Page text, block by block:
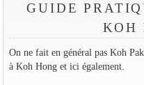
GUIDE
KOH
On ne fait en général pas Koh
à Koh Hong et ici également.